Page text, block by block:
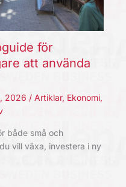
för
att använda
2026 / Artiklar, Ekonomi,
både små och
vill växa, investera i ny